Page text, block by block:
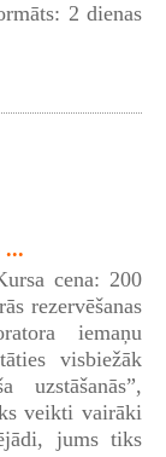
2 dienas
...
cena: 200
rezervēšanas
iemaņu
visbiežāk
uzstāšanās”,
veikti vairāki
jums tiks